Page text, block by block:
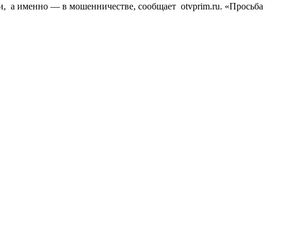
именно — в мошенничестве, сообщает otvprim.ru. «Просьба